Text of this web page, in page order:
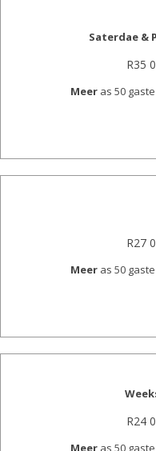
Saterdae &
R35
Meer as 50
R27
Meer as 50
R24
Meer as 50